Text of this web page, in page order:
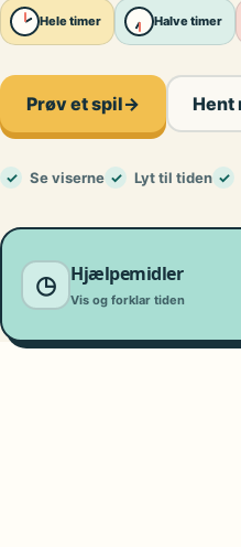
Hele timer Halve timer
Prøv et spil→ Hent
✓ Se viserne ✓ Lyt til tiden ✓
◷ Hjælpemidler
Vis og forklar tiden